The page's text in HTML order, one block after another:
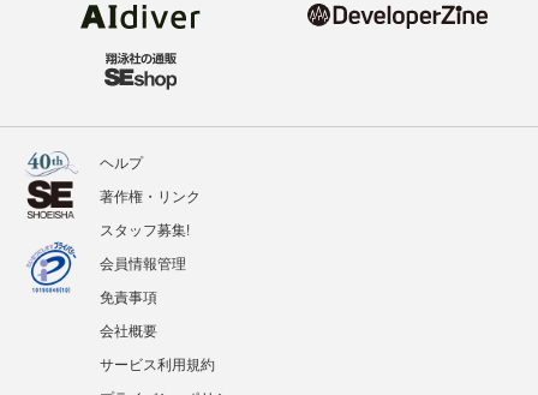
ヘルプ
著作権・リンク
スタッフ募集!
会員情報管理
免責事項
会社概要
サービス利用規約